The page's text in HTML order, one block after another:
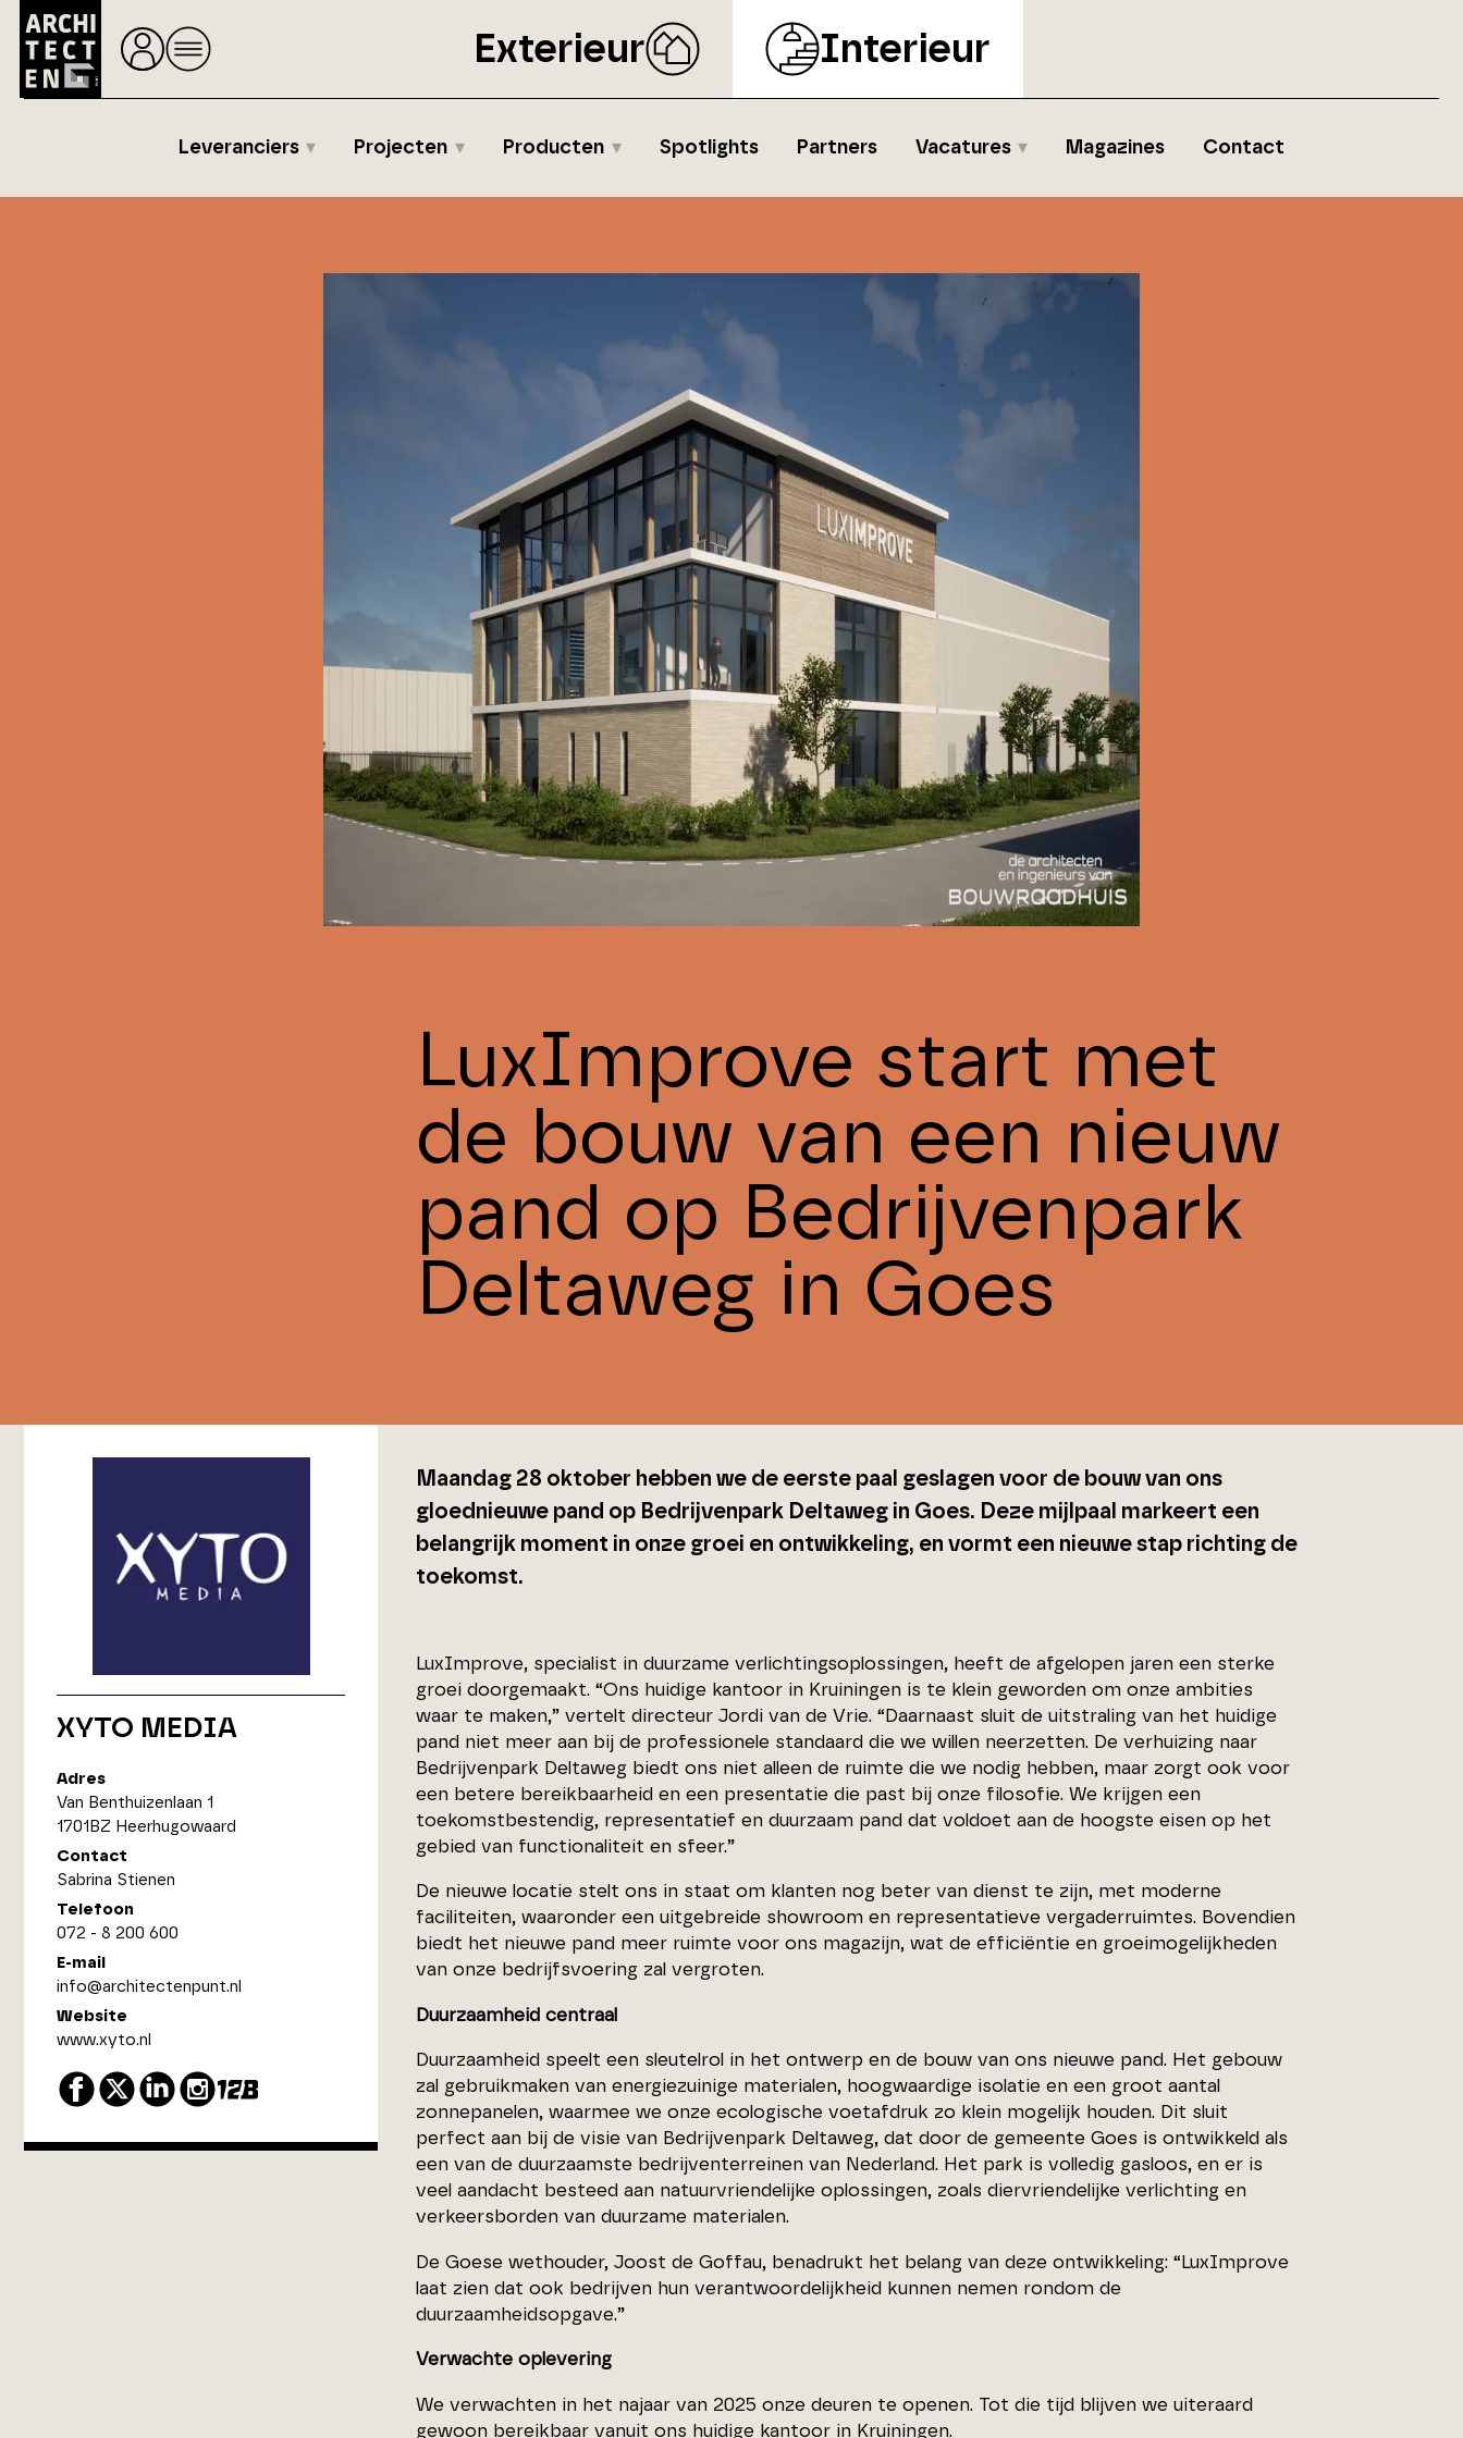
Exterieur Interieur
Leveranciers Projecten Producten Spotlights Partners Vacatures Magazines Contact
LuxImprove start met
de bouw van een nieuw
pand op Bedrijvenpark
Deltaweg in Goes
XYTO MEDIA
Adres
Van Benthuizenlaan 1
1701BZ Heerhugowaard
Contact
Sabrina Stienen
Telefoon
072 - 8 200 600
E-mail
info@architectenpunt.nl
Website
www.xyto.nl
Maandag 28 oktober hebben we de eerste paal geslagen voor de bouw van ons
gloednieuwe pand op Bedrijvenpark Deltaweg in Goes. Deze mijlpaal markeert een
belangrijk moment in onze groei en ontwikkeling, en vormt een nieuwe stap richting de
toekomst.
LuxImprove, specialist in duurzame verlichtingsoplossingen, heeft de afgelopen jaren een sterke
groei doorgemaakt. “Ons huidige kantoor in Kruiningen is te klein geworden om onze ambities
waar te maken,” vertelt directeur Jordi van de Vrie. “Daarnaast sluit de uitstraling van het huidige
pand niet meer aan bij de professionele standaard die we willen neerzetten. De verhuizing naar
Bedrijvenpark Deltaweg biedt ons niet alleen de ruimte die we nodig hebben, maar zorgt ook voor
een betere bereikbaarheid en een presentatie die past bij onze filosofie. We krijgen een
toekomstbestendig, representatief en duurzaam pand dat voldoet aan de hoogste eisen op het
gebied van functionaliteit en sfeer.”
De nieuwe locatie stelt ons in staat om klanten nog beter van dienst te zijn, met moderne
faciliteiten, waaronder een uitgebreide showroom en representatieve vergaderruimtes. Bovendien
biedt het nieuwe pand meer ruimte voor ons magazijn, wat de efficiëntie en groeimogelijkheden
van onze bedrijfsvoering zal vergroten.
Duurzaamheid centraal
Duurzaamheid speelt een sleutelrol in het ontwerp en de bouw van ons nieuwe pand. Het gebouw
zal gebruikmaken van energiezuinige materialen, hoogwaardige isolatie en een groot aantal
zonnepanelen, waarmee we onze ecologische voetafdruk zo klein mogelijk houden. Dit sluit
perfect aan bij de visie van Bedrijvenpark Deltaweg, dat door de gemeente Goes is ontwikkeld als
een van de duurzaamste bedrijventerreinen van Nederland. Het park is volledig gasloos, en er is
veel aandacht besteed aan natuurvriendelijke oplossingen, zoals diervriendelijke verlichting en
verkeersborden van duurzame materialen.
De Goese wethouder, Joost de Goffau, benadrukt het belang van deze ontwikkeling: “LuxImprove
laat zien dat ook bedrijven hun verantwoordelijkheid kunnen nemen rondom de
duurzaamheidsopgave.”
Verwachte oplevering
We verwachten in het najaar van 2025 onze deuren te openen. Tot die tijd blijven we uiteraard
gewoon bereikbaar vanuit ons huidige kantoor in Kruiningen.